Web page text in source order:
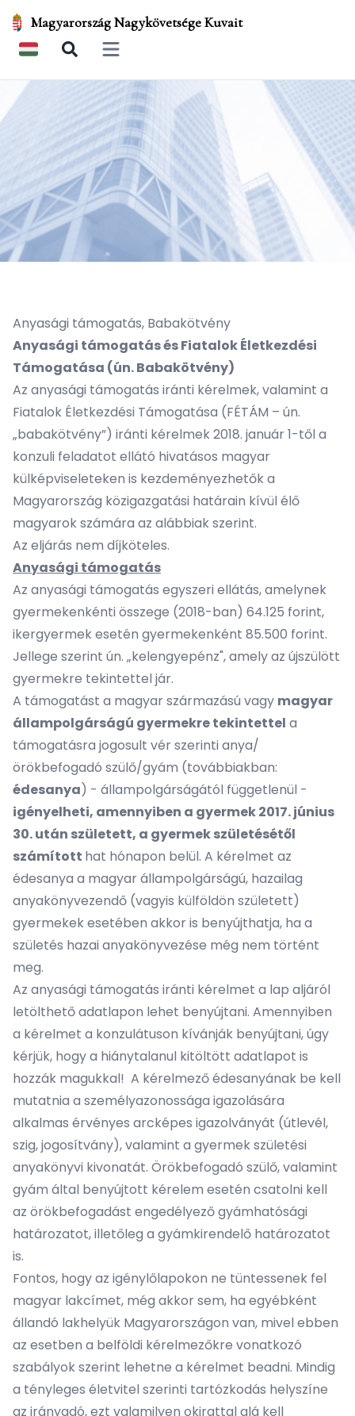
Magyarország Nagykövetsége Kuvait
Open main menu
Anyasági támogatás, Babakötvény
Anyasági támogatás és Fiatalok Életkezdési
Támogatása (ún. Babakötvény)
Az anyasági támogatás iránti kérelmek, valamint a
Fiatalok Életkezdési Támogatása (FÉTÁM – ún.
„babakötvény”) iránti kérelmek 2018. január 1-től a
konzuli feladatot ellátó hivatásos magyar
külképviseleteken is kezdeményezhetők a
Magyarország közigazgatási határain kívül élő
magyarok számára az alábbiak szerint.
Az eljárás nem díjköteles.
Anyasági támogatás
Az anyasági támogatás egyszeri ellátás, amelynek
gyermekenkénti összege (2018-ban) 64.125 forint,
ikergyermek esetén gyermekenként 85.500 forint.
Jellege szerint ún. „kelengyepénz", amely az újszülött
gyermekre tekintettel jár.
A támogatást a magyar származású vagy magyar
állampolgárságú gyermekre tekintettel a
támogatásra jogosult vér szerinti anya/
örökbefogadó szülő/gyám (továbbiakban:
édesanya) - állampolgárságától függetlenül -
igényelheti, amennyiben a gyermek 2017. június
30. után született, a gyermek születésétől
számított hat hónapon belül. A kérelmet az
édesanya a magyar állampolgárságú, hazailag
anyakönyvezendő (vagyis külföldön született)
gyermekek esetében akkor is benyújthatja, ha a
születés hazai anyakönyvezése még nem történt
meg.
Az anyasági támogatás iránti kérelmet a lap aljáról
letölthető adatlapon lehet benyújtani. Amennyiben
a kérelmet a konzulátuson kívánják benyújtani, úgy
kérjük, hogy a hiánytalanul kitöltött adatlapot is
hozzák magukkal! A kérelmező édesanyának be kell
mutatnia a személyazonossága igazolására
alkalmas érvényes arcképes igazolványát (útlevél,
szig, jogosítvány), valamint a gyermek születési
anyakönyvi kivonatát. Örökbefogadó szülő, valamint
gyám által benyújtott kérelem esetén csatolni kell
az örökbefogadást engedélyező gyámhatósági
határozatot, illetőleg a gyámkirendelő határozatot
is.
Fontos, hogy az igénylőlapokon ne tüntessenek fel
magyar lakcímet, még akkor sem, ha egyébként
állandó lakhelyük Magyarországon van, mivel ebben
az esetben a belföldi kérelmezőkre vonatkozó
szabályok szerint lehetne a kérelmet beadni. Mindig
a tényleges életvitel szerinti tartózkodás helyszíne
az irányadó, ezt valamilyen okirattal alá kell